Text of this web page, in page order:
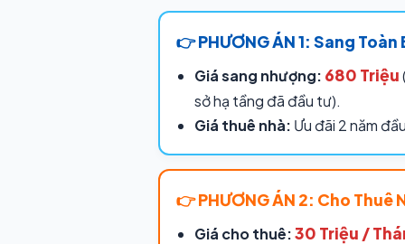
👉 PHƯƠNG ÁN 1: Sang
Giá sang nhượng: 680 Triệu
sở hạ tầng đã đầu tư).
Giá thuê nhà: Ưu đãi 2 năm
👉 PHƯƠNG ÁN 2: Cho
Giá cho thuê:30 Triệu /